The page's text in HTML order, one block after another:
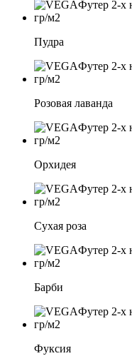
Пудра
Розовая лаванда
Орхидея
Сухая роза
Барби
Фуксия